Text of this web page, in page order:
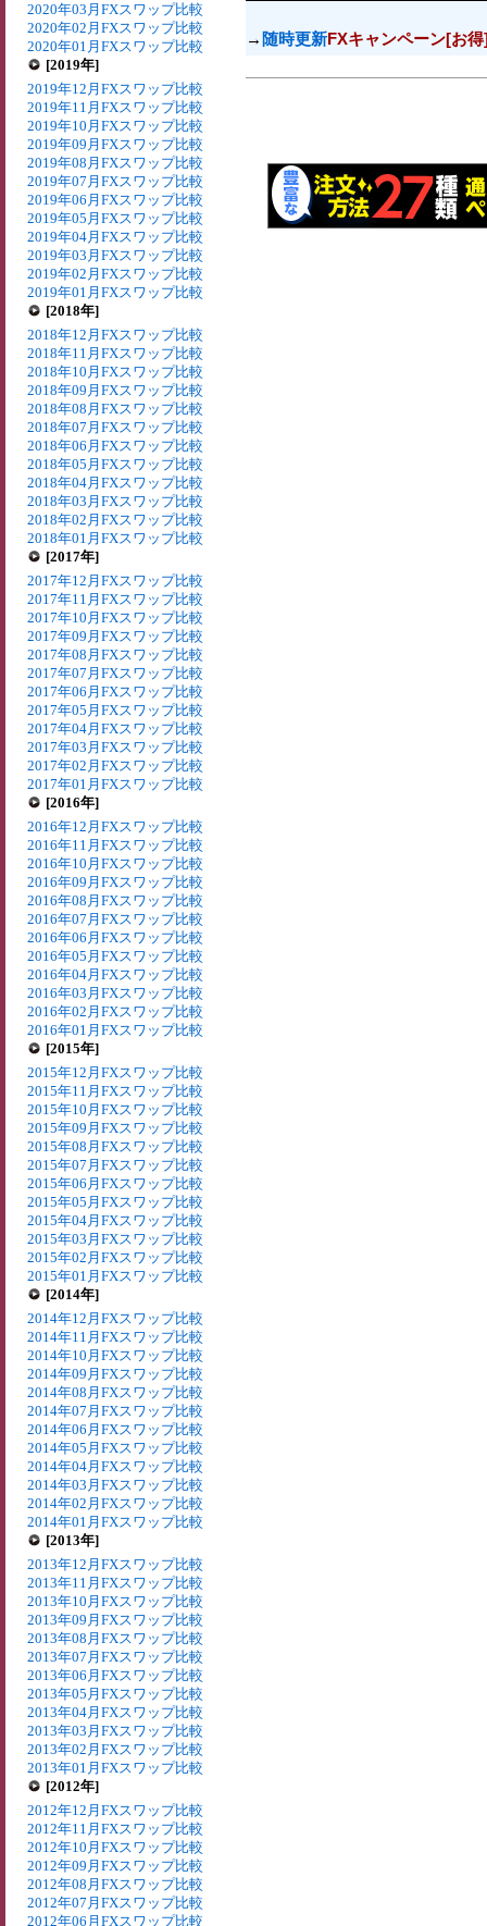
2020年03月FXスワップ比較
2020年02月FXスワップ比較
2020年01月FXスワップ比較
[2019年]
2019年12月FXスワップ比較
2019年11月FXスワップ比較
2019年10月FXスワップ比較
2019年09月FXスワップ比較
2019年08月FXスワップ比較
2019年07月FXスワップ比較
2019年06月FXスワップ比較
2019年05月FXスワップ比較
2019年04月FXスワップ比較
2019年03月FXスワップ比較
2019年02月FXスワップ比較
2019年01月FXスワップ比較
[2018年]
2018年12月FXスワップ比較
2018年11月FXスワップ比較
2018年10月FXスワップ比較
2018年09月FXスワップ比較
2018年08月FXスワップ比較
2018年07月FXスワップ比較
2018年06月FXスワップ比較
2018年05月FXスワップ比較
2018年04月FXスワップ比較
2018年03月FXスワップ比較
2018年02月FXスワップ比較
2018年01月FXスワップ比較
[2017年]
2017年12月FXスワップ比較
2017年11月FXスワップ比較
2017年10月FXスワップ比較
2017年09月FXスワップ比較
2017年08月FXスワップ比較
2017年07月FXスワップ比較
2017年06月FXスワップ比較
2017年05月FXスワップ比較
2017年04月FXスワップ比較
2017年03月FXスワップ比較
2017年02月FXスワップ比較
2017年01月FXスワップ比較
[2016年]
2016年12月FXスワップ比較
2016年11月FXスワップ比較
2016年10月FXスワップ比較
2016年09月FXスワップ比較
2016年08月FXスワップ比較
2016年07月FXスワップ比較
2016年06月FXスワップ比較
2016年05月FXスワップ比較
2016年04月FXスワップ比較
2016年03月FXスワップ比較
2016年02月FXスワップ比較
2016年01月FXスワップ比較
[2015年]
2015年12月FXスワップ比較
2015年11月FXスワップ比較
2015年10月FXスワップ比較
2015年09月FXスワップ比較
2015年08月FXスワップ比較
2015年07月FXスワップ比較
2015年06月FXスワップ比較
2015年05月FXスワップ比較
2015年04月FXスワップ比較
2015年03月FXスワップ比較
2015年02月FXスワップ比較
2015年01月FXスワップ比較
[2014年]
2014年12月FXスワップ比較
2014年11月FXスワップ比較
2014年10月FXスワップ比較
2014年09月FXスワップ比較
2014年08月FXスワップ比較
2014年07月FXスワップ比較
2014年06月FXスワップ比較
2014年05月FXスワップ比較
2014年04月FXスワップ比較
2014年03月FXスワップ比較
2014年02月FXスワップ比較
2014年01月FXスワップ比較
[2013年]
2013年12月FXスワップ比較
2013年11月FXスワップ比較
2013年10月FXスワップ比較
2013年09月FXスワップ比較
2013年08月FXスワップ比較
2013年07月FXスワップ比較
2013年06月FXスワップ比較
2013年05月FXスワップ比較
2013年04月FXスワップ比較
2013年03月FXスワップ比較
2013年02月FXスワップ比較
2013年01月FXスワップ比較
[2012年]
2012年12月FXスワップ比較
2012年11月FXスワップ比較
2012年10月FXスワップ比較
2012年09月FXスワップ比較
2012年08月FXスワップ比較
2012年07月FXスワップ比較
2012年06月FXスワップ比較
→ 随時更新FXキャンペーン[お